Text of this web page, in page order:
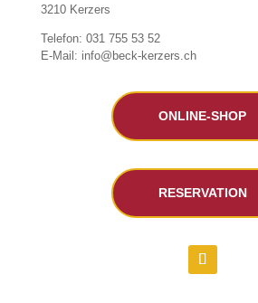
3210 Kerzers
Telefon: 031 755 53 52
E-Mail: info@beck-kerzers.ch
ONLINE-SHOP
RESERVATION